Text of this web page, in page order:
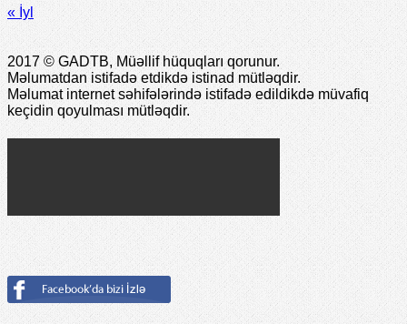
« İyl
2017 © GADTB, Müəllif hüquqları qorunur.
Məlumatdan istifadə etdikdə istinad mütləqdir.
Məlumat internet səhifələrində istifadə edildikdə müvafiq
keçidin qoyulması mütləqdir.